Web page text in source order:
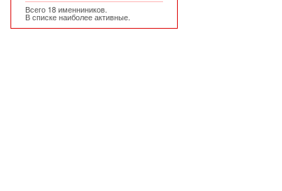
Всего 18 именниников.
В списке наиболее активные.